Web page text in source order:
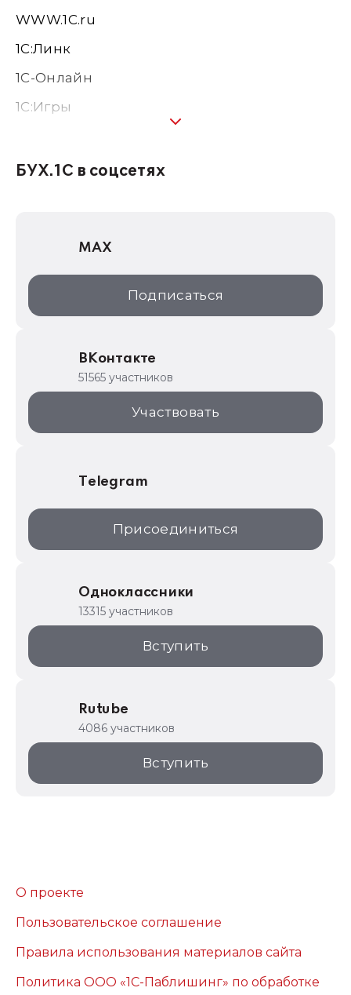
WWW.1С.ru
1С:Линк
1С-Онлайн
1C:Игры
1С:Консалтинг
1С:Дистрибьюция
1С:Образование
ИТС.1C.ru
1С:Торговая площадка
БУХ.1С в соцсетях
MAX
Подписаться
ВКонтакте
51565 участников
Участвовать
Telegram
Присоединиться
Одноклассники
13315 участников
Вступить
Rutube
4086 участников
Вступить
О проекте
Пользовательское соглашение
Правила использования материалов сайта
Политика ООО «1С-Паблишинг» по обработке